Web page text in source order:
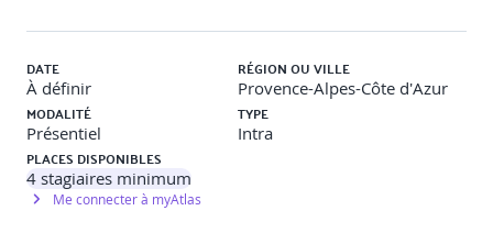
DATE
À définir
RÉGION OU VILLE
Provence-Alpes-Côte d'Azur
MODALITÉ
Présentiel
TYPE
Intra
PLACES DISPONIBLES
4 stagiaires minimum
Me connecter à myAtlas